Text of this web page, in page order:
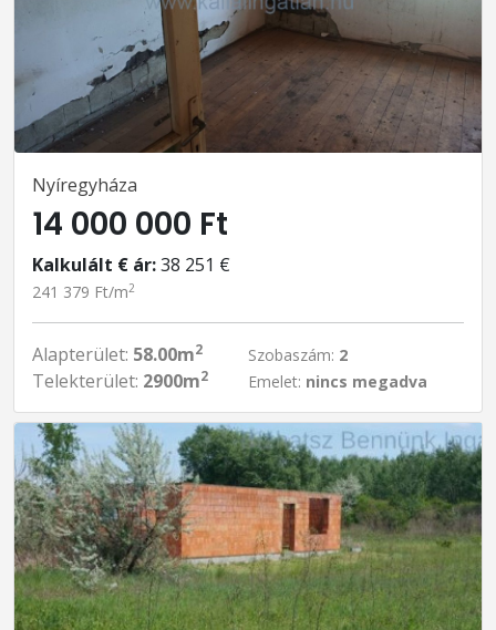
Nyíregyháza
14 000 000 Ft
Kalkulált € ár:38 251 €
241 379 Ft/m2
Alapterület: 58.00m2
Telekterület: 2900m2
Szobaszám: 2
Emelet: nincs megadva